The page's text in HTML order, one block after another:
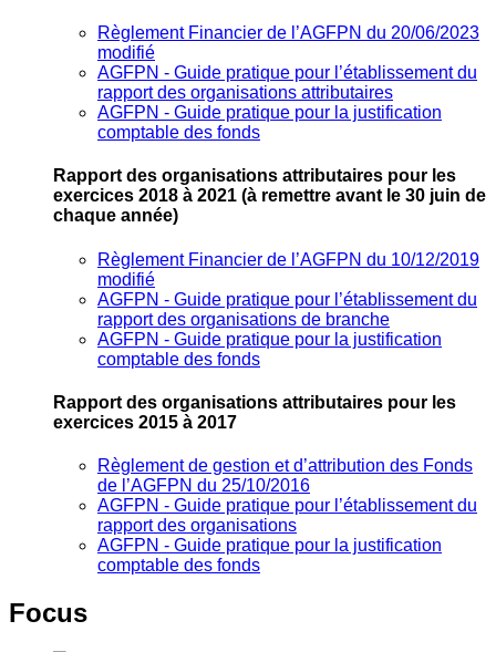
Règlement Financier de l’AGFPN du 20/06/2023
modifié
AGFPN ‐ Guide pratique pour l’établissement du
rapport des organisations attributaires
AGFPN ‐ Guide pratique pour la justification
comptable des fonds
Rapport des organisations attributaires pour les
exercices 2018 à 2021 (à remettre avant le 30 juin de
chaque année)
Règlement Financier de l’AGFPN du 10/12/2019
modifié
AGFPN ‐ Guide pratique pour l’établissement du
rapport des organisations de branche
AGFPN ‐ Guide pratique pour la justification
comptable des fonds
Rapport des organisations attributaires pour les
exercices 2015 à 2017
Règlement de gestion et d’attribution des Fonds
de l’AGFPN du 25/10/2016
AGFPN ‐ Guide pratique pour l’établissement du
rapport des organisations
AGFPN ‐ Guide pratique pour la justification
comptable des fonds
Focus